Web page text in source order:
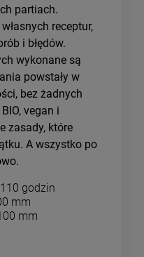
partiach.
receptur,
i błędów.
wykonane są
powstały w
bez żadnych
vegan i
zasady, które
A wszystko po
godzin
mm
mm